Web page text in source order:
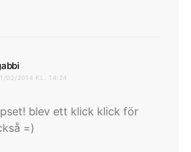
02/2014 KL. 14:24
blev ett klick klick för
=)